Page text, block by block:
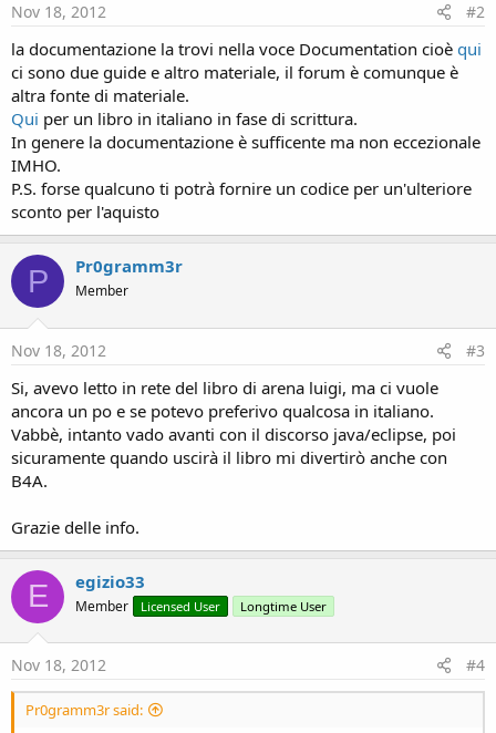
Nov 18, 2012 #2
la documentazione la trovi nella voce Documentation cioè qui
ci sono due guide e altro materiale, il forum è comunque è
altra fonte di materiale.
Qui per un libro in italiano in fase di scrittura.
In genere la documentazione è sufficente ma non eccezionale
IMHO.
P.S. forse qualcuno ti potrà fornire un codice per un'ulteriore
sconto per l'aquisto
P Pr0gramm3r
Member
Nov 18, 2012 #3
Si, avevo letto in rete del libro di arena luigi, ma ci vuole
ancora un po e se potevo preferivo qualcosa in italiano.
Vabbè, intanto vado avanti con il discorso java/eclipse, poi
sicuramente quando uscirà il libro mi divertirò anche con
B4A.
Grazie delle info.
E egizio33
Member Licensed User Longtime User
Nov 18, 2012 #4
Pr0gramm3r said: